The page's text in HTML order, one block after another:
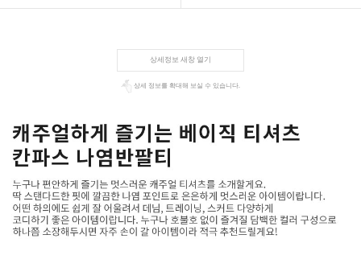
상세정보 새창 열기
상세 정보를 확대해 보실 수 있습니다.